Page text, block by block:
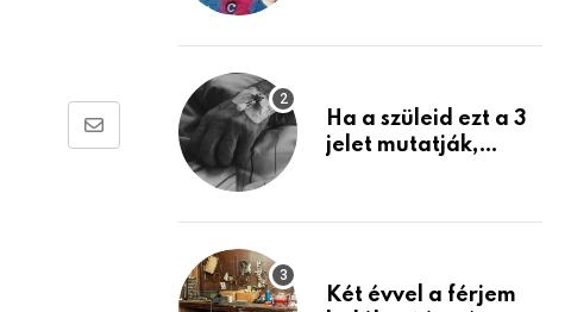
Share
mint azt el tudnád
Ha a szüleid ezt a 3
jelet mutatják,
Készülj fel arra, ami
Két évvel a férjem